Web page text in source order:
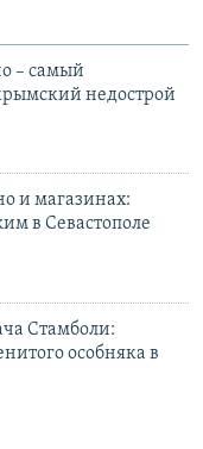
– самый
недострой
и магазинах:
в Севастополе
Стамболи:
особняка в